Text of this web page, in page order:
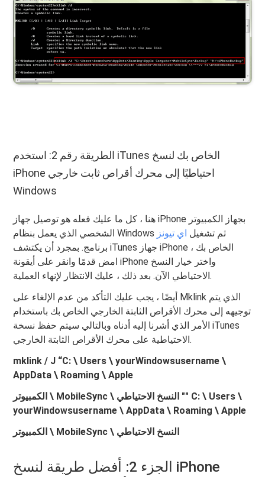
الطريقة رقم 2: استخدم iTunes الخاص بك لنسخ
iPhone احتياطيًا إلى محرك أقراص ثابت خارجي
Windows
هنا ، كل ما عليك فعله هو توصيل جهاز iPhone بجهاز الكمبيوتر
الشخصي الذي يعمل بنظام Windows ثم تشغيل اي تيونز
برنامج. بمجرد أن يكتشف iTunes جهاز iPhone الخاص بك ،
امض قدمًا وانقر على أيقونة iPhone واختر خيار النسخ
الاحتياطي الآن. بعد ذلك ، عليك الانتظار لإنهاء العملية.
أيضًا ، يجب عليك التأكد من عدم الإلغاء على Mklink الذي يتم
توجيهه إلى محرك الأقراص الثابتة الخارجي الخاص بك باستخدام
الأمر الذي أشرنا إليه أدناه وبالتالي سيتم حفظ نسخة iTunes
الاحتياطية على محرك الأقراص الثابتة الخارجي.
mklink / J “C: \ Users \ yourWindowsusername \
AppData \ Roaming \ Apple
الكمبيوتر \ MobileSync \ النسخ الاحتياطي "" C: \ Users \
yourWindowsusername \ AppData \ Roaming \ Apple
الكمبيوتر \ MobileSync \ النسخ الاحتياطي
الجزء 2: أفضل طريقة لنسخ iPhone